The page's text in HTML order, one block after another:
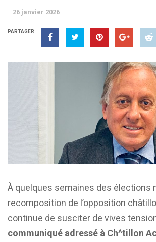
26 janvier 2026
PARTAGER
À quelques semaines des élections
recomposition de l’opposition
continue de susciter de vives
communiqué adressé à Ch^tillon